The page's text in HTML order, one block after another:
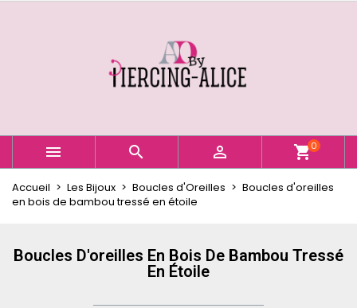
   shopping_cart0
Accueil Les Bijoux Boucles d'Oreilles
Boucles d'oreilles
en bois de bambou tressé en étoile
Boucles D'oreilles En Bois De Bambou Tressé
En Étoile
Créer une nouvelle liste
Nom de la liste d'envies
Annuler Créer une liste d'envies
Vous devez être connecté pour ajouter des produits
à votre liste d'envies.
Annuler Connexion